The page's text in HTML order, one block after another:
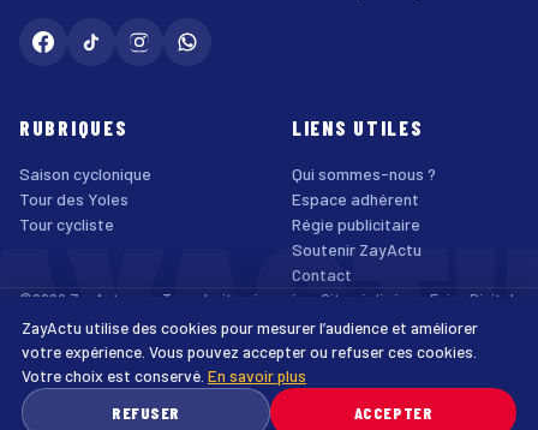
RUBRIQUES
Saison cyclonique
Tour des Yoles
Tour cycliste
LIENS UTILES
Qui sommes-nous ?
Espace adhérent
Régie publicitaire
Soutenir ZayActu
Contact
©2026 ZayActu.org. Tous droits réservés. · Site réalisé par Enjoy Digital
Agency
Mentions légales
Confidentialité Cookies Accessibilité
ZayActu utilise des cookies pour mesurer l’audience et améliorer
votre expérience. Vous pouvez accepter ou refuser ces cookies.
Votre choix est conservé. En savoir plus
REFUSER
ACCEPTER